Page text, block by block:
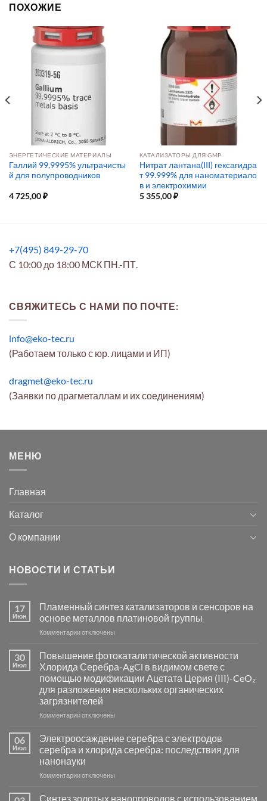
ПОХОЖИЕ
ЭНЕРГЕТИЧЕСКИЕ МАТЕРИАЛЫ
Галлий 99,9995% ультрачисты
й для полупроводников
4 725,00₽
КАТАЛИЗАТОРЫ ДЛЯ GMP
Нитрат лантана(III) гексагидра
т 99.999% для наноматериало
в и электрохимии
5 355,00₽
+7(495) 849-29-70
С 10:00 до 18:00 МСК ПН.-ПТ.
СВЯЖИТЕСЬ С НАМИ ПО ПОЧТЕ:
info@eko-tec.ru
(Работаем только с юр. лицами и ИП)
dragmet@eko-tec.ru
(Заявки по драгметаллам и их соединениям)
МЕНЮ
Главная
Каталог
О компании
НОВОСТИ И СТАТЬИ
17
Июн
Пламенный синтез катализаторов и сенсоров на
основе металлов платиновой группы
Комментариик
Пламенный
синтез
катализаторов
и
сенсоров
на
основе
группы
отключены
30
Июл
Повышение фотокаталитической активности
Хлорида Серебра-AgCl в видимом свете с
помощью модификации Ацетата Церия (III)-CeO₂
для разложения нескольких органических
загрязнителей
Комментариик
фотокаталитической
активности
Хлорида
Серебра-
в
отключены
06
Июл
Электроосаждение серебра с электродов
серебра и хлорида серебра: последствия для
нанонауки
Комментариикотключены
Синтез золотых нанопроводов с использованием